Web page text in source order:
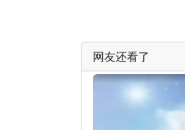
网友还看了